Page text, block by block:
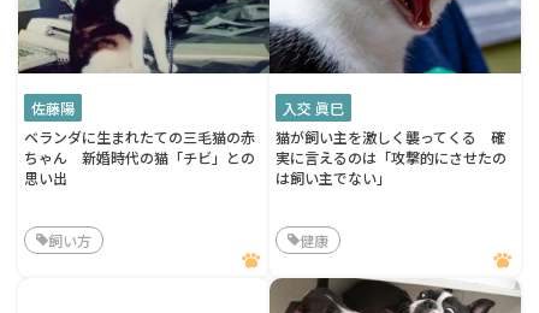
佐藤陽
ベランダに生まれたての三毛猫の赤
ちゃん 新婚時代の猫「チビ」との
思い出
飼い方
入交 眞巳
猫が飼い主を激しく襲ってくる 確
実に言えるのは「攻撃的にさせたの
は飼い主でない」
健康